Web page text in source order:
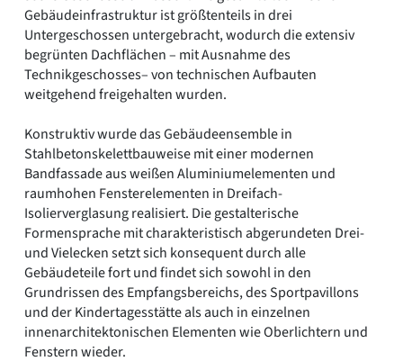
Gebäudeinfrastruktur ist größtenteils in drei
Untergeschossen untergebracht, wodurch die extensiv
begrünten Dachflächen – mit Ausnahme des
Technikgeschosses– von technischen Aufbauten
weitgehend freigehalten wurden.
Konstruktiv wurde das Gebäudeensemble in
Stahlbetonskelettbauweise mit einer modernen
Bandfassade aus weißen Aluminiumelementen und
raumhohen Fensterelementen in Dreifach-
Isolierverglasung realisiert. Die gestalterische
Formensprache mit charakteristisch abgerundeten Drei-
und Vielecken setzt sich konsequent durch alle
Gebäudeteile fort und findet sich sowohl in den
Grundrissen des Empfangsbereichs, des Sportpavillons
und der Kindertagesstätte als auch in einzelnen
innenarchitektonischen Elementen wie Oberlichtern und
Fenstern wieder.